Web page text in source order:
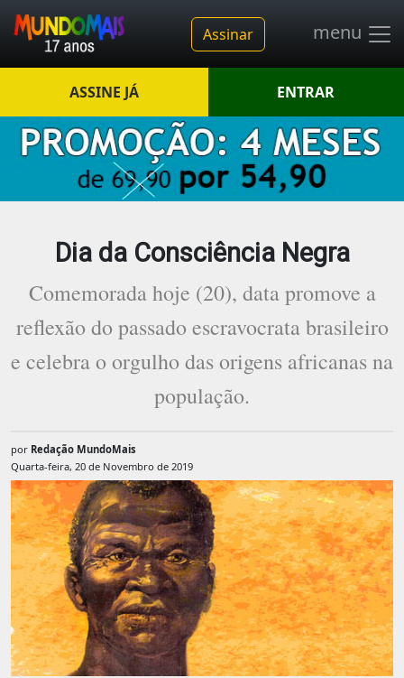
Assinar menu
ASSINE JÁ ENTRAR
Dia da Consciência Negra
Comemorada hoje (20), data promove a
reflexão do passado escravocrata brasileiro
e celebra o orgulho das origens africanas na
população.
por Redação MundoMais
Quarta-feira, 20 de Novembro de 2019